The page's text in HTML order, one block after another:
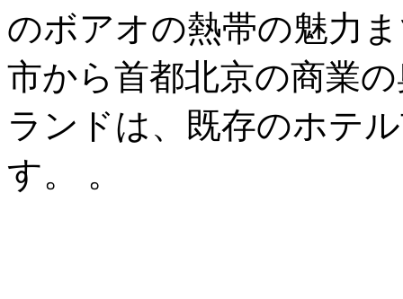
のボアオの熱帯の魅力
市から首都北京の商業
ランドは、既存のホテ
す。 。